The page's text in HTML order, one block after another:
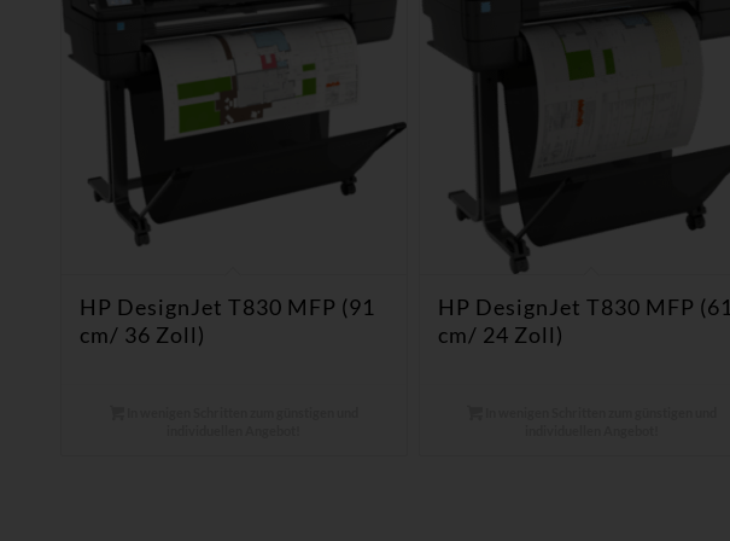
HP DesignJet T830 MFP (91
cm/ 36 Zoll)
HP DesignJet T830 MFP (61
cm/ 24 Zoll)